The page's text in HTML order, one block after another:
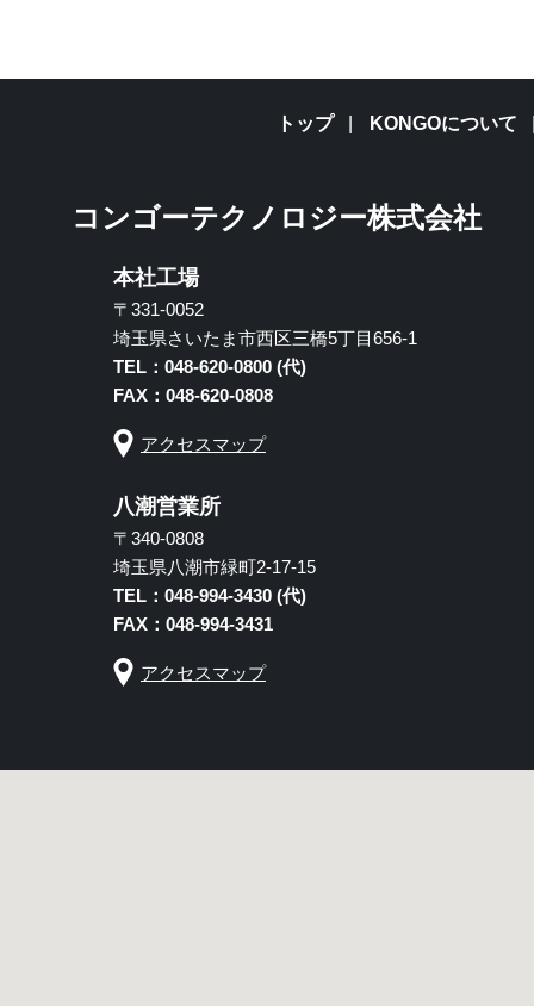
トップ KONGOについて
コンゴーテクノロジー株式会社
本社工場
〒331-0052
埼玉県さいたま市西区三橋5丁目656-1
TEL：048-620-0800 (代)
FAX：048-620-0808
アクセスマップ
八潮営業所
〒340-0808
埼玉県八潮市緑町2-17-15
TEL：048-994-3430 (代)
FAX：048-994-3431
アクセスマップ